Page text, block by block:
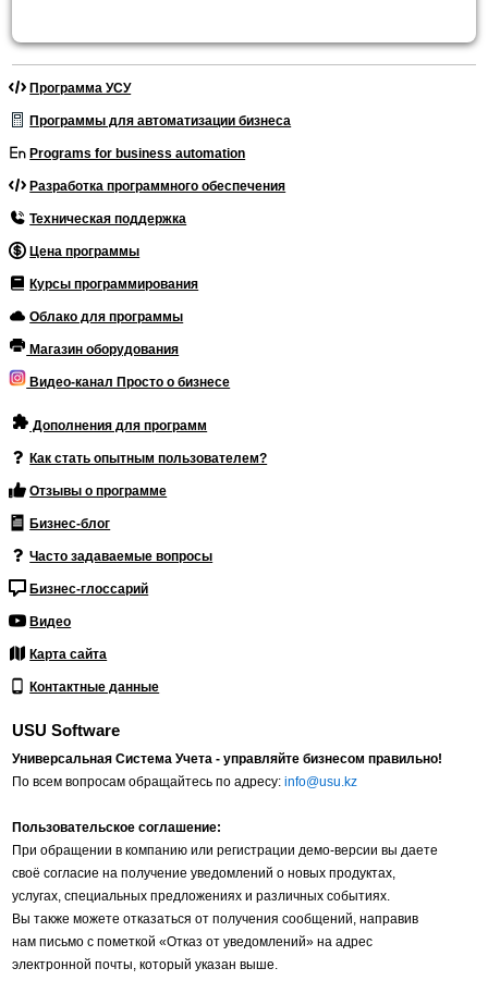
Программа УСУ
Программы для автоматизации бизнеса
Programs for business automation
Разработка программного обеспечения
Техническая поддержка
Цена программы
Курсы программирования
Облако для программы
Магазин оборудования
Видео-канал Просто о бизнесе
Дополнения для программ
Как стать опытным пользователем?
Отзывы о программе
Бизнес-блог
Часто задаваемые вопросы
Бизнес-глоссарий
Видео
Карта сайта
Контактные данные
USU Software
Универсальная Система Учета - управляйте бизнесом правильно!
По всем вопросам обращайтесь по адресу:info@usu.kz
Пользовательское соглашение:
При обращении в компанию или регистрации демо-версии вы даете
своё согласие на получение уведомлений о новых продуктах,
услугах, специальных предложениях и различных событиях.
Вы также можете отказаться от получения сообщений, направив
нам письмо с пометкой «Отказ от уведомлений» на адрес
электронной почты, который указан выше.